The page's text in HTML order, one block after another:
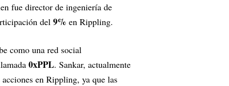
fue director de ingeniería de
del 9% en Rippling.
como una red social
0xPPL. Sankar, actualmente
en Rippling, ya que las